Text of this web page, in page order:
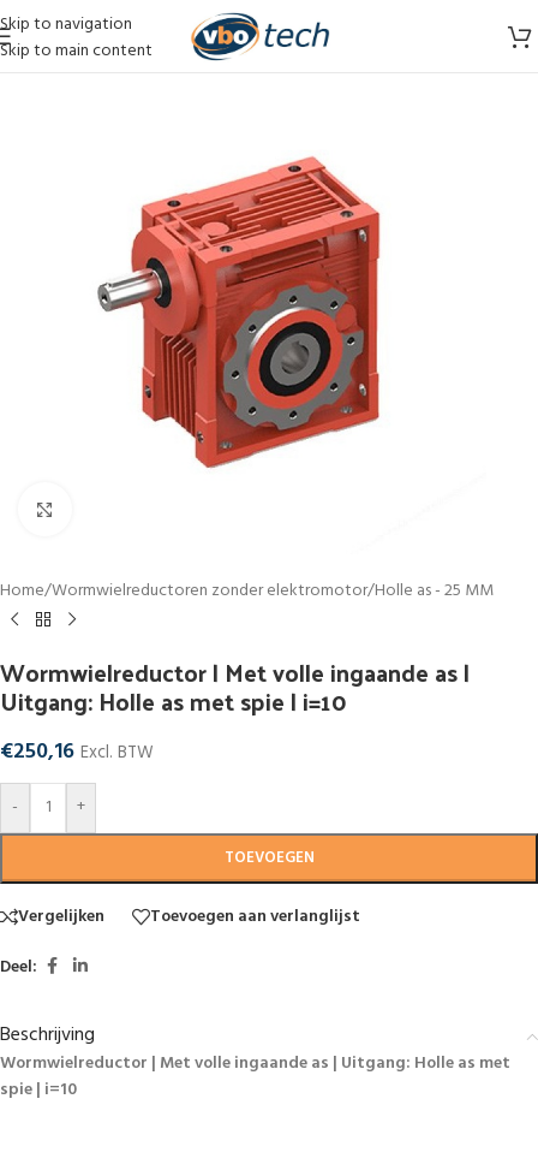
Skip to navigation
Skip to main content
Home/Wormwielreductoren zonder elektromotor/Holle as - 25 MM
Wormwielreductor | Met volle ingaande as |
Uitgang: Holle as met spie | i=10
€250,16 Excl. BTW
-
+
TOEVOEGEN
Vergelijken
Toevoegen aan verlanglijst
Deel:
Beschrijving
Wormwielreductor | Met volle ingaande as | Uitgang: Holle as met
spie | i=10